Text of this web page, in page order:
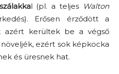
l (pl. a teljes Walton
Erősen érződött a
azért kerültek be a végső
ezért sok képkocka
és üresnek hat.